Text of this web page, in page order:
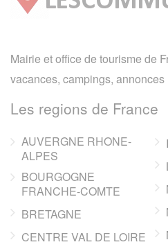
Mairie et office de tourisme de
vacances, campings,
Les regions de France
AUVERGNE RHONE-
ALPES
BOURGOGNE
FRANCHE-COMTE
BRETAGNE
CENTRE VAL DE LOIRE